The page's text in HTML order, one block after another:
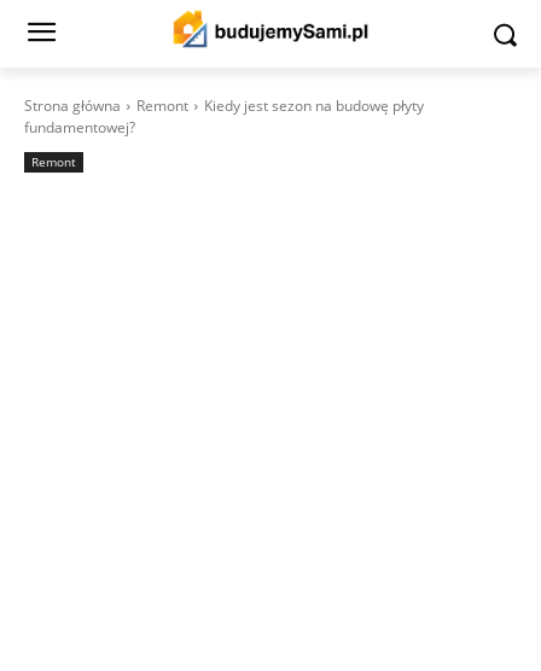
Strona główna Remont
Kiedy jest sezon na budowę płyty
fundamentowej?
Remont